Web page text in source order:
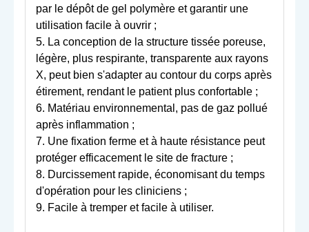
par le dépôt de gel polymère et garantir une
utilisation facile à ouvrir ;
5. La conception de la structure tissée poreuse,
légère, plus respirante, transparente aux rayons
X, peut bien s'adapter au contour du corps après
étirement, rendant le patient plus confortable ;
6. Matériau environnemental, pas de gaz pollué
après inflammation ;
7. Une fixation ferme et à haute résistance peut
protéger efficacement le site de fracture ;
8. Durcissement rapide, économisant du temps
d'opération pour les cliniciens ;
9. Facile à tremper et facile à utiliser.